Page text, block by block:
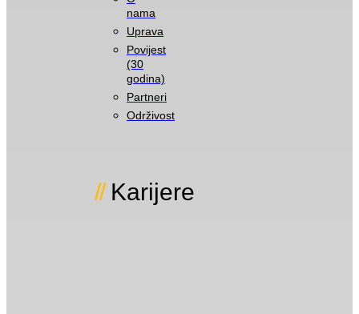
nama
Uprava
Povijest
(30
godina)
Partneri
Održivost
Karijere